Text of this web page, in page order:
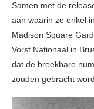
Samen met de
aan waarin ze enkel
Madison Square
Vorst Nationaal in
dat de breekbare
zouden gebracht